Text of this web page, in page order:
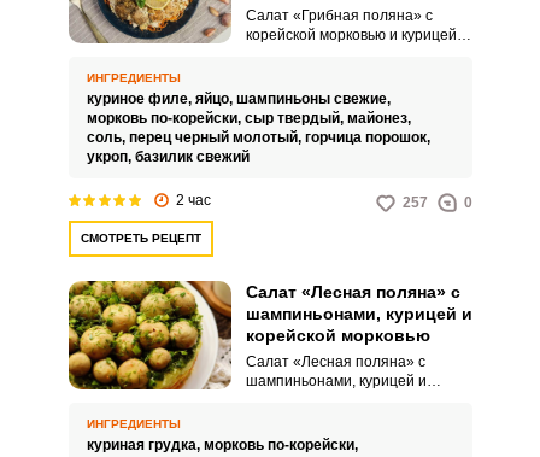
Салат «Грибная поляна» с
корейской морковью и курицей –
своим необычным
оформлением и богатым
сочетанием ингредиентов. Такой
салат это не только вкусное, но
праздничных столах.
ИНГРЕДИЕНТЫ
куриное филе, яйцо, шампиньоны свежие,
морковь по-корейски, сыр твердый, майонез,
соль, перец черный молотый, горчица порошок,
укроп, базилик свежий
2 час 257 0
СМОТРЕТЬ РЕЦЕПТ
Салат «Лесная поляна» с
шампиньонами, курицей и
корейской морковью
Салат «Лесная поляна» с
шампиньонами, курицей и
соединяющая в себе
ИНГРЕДИЕНТЫ
куриная грудка, морковь по-корейски,
ВХОД НА САЙТ РЕГИСТРАЦИЯ
с помощью социальных сетей:
или